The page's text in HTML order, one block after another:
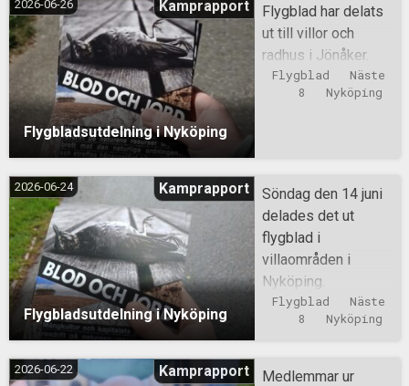
Flygbladsutdelning i Nyköping
2026-06-26 Kamprapport
Flygblad har delats
ut till villor och
radhus i Jönåker.
Flygblad
Näste
8
Nyköping
Flygbladsutdelning i Nyköping
2026-06-24 Kamprapport
Söndag den 14 juni
delades det ut
flygblad i
villaområden i
Nyköping.
Flygblad
Näste
8
Nyköping
2026-06-22 Kamprapport
Medlemmar ur